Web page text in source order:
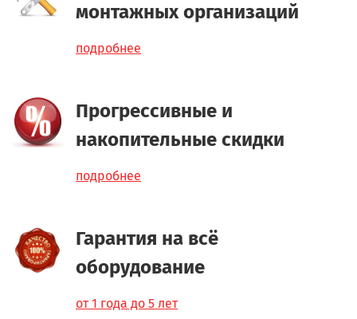
монтажных организаций
подробнее
Прогрессивные и
накопительные скидки
подробнее
Гарантия на всё
оборудование
от 1 года до 5 лет